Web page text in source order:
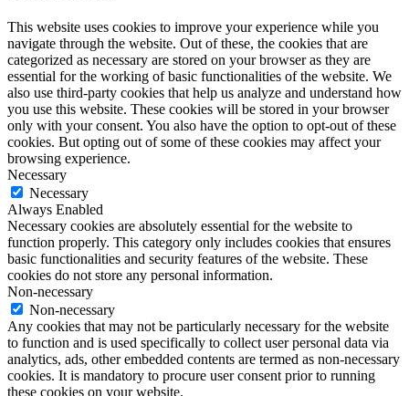
This website uses cookies to improve your experience while you
navigate through the website. Out of these, the cookies that are
categorized as necessary are stored on your browser as they are
essential for the working of basic functionalities of the website. We
also use third-party cookies that help us analyze and understand how
you use this website. These cookies will be stored in your browser
only with your consent. You also have the option to opt-out of these
cookies. But opting out of some of these cookies may affect your
browsing experience.
Necessary
Necessary
Always Enabled
Necessary cookies are absolutely essential for the website to
function properly. This category only includes cookies that ensures
basic functionalities and security features of the website. These
cookies do not store any personal information.
Non-necessary
Non-necessary
Any cookies that may not be particularly necessary for the website
to function and is used specifically to collect user personal data via
analytics, ads, other embedded contents are termed as non-necessary
cookies. It is mandatory to procure user consent prior to running
these cookies on your website.